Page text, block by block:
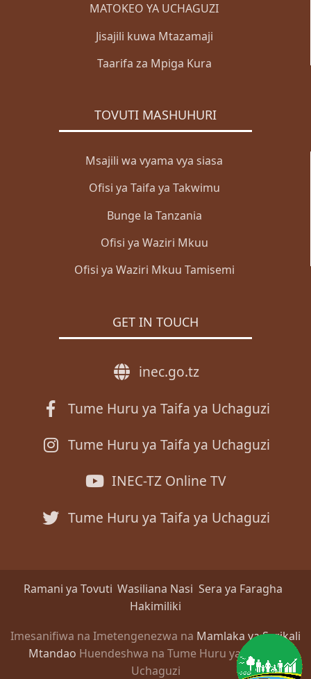
MATOKEO YA UCHAGUZI
Jisajili kuwa Mtazamaji
Taarifa za Mpiga Kura
TOVUTI MASHUHURI
Msajili wa vyama vya siasa
Ofisi ya Taifa ya Takwimu
Bunge la Tanzania
Ofisi ya Waziri Mkuu
Ofisi ya Waziri Mkuu Tamisemi
GET IN TOUCH
inec.go.tz
Tume Huru ya Taifa ya Uchaguzi
Tume Huru ya Taifa ya Uchaguzi
INEC-TZ Online TV
Tume Huru ya Taifa ya Uchaguzi
Ramani ya Tovuti Wasiliana Nasi Sera ya Faragha
Hakimiliki
Imesanifiwa na Imetengenezwa na Mamlaka ya Serikali
Mtandao Huendeshwa na Tume Huru ya Taifa ya
Uchaguzi